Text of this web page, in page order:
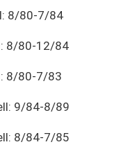
8/80-7/84
8/80-12/84
8/80-7/83
9/84-8/89
8/84-7/85